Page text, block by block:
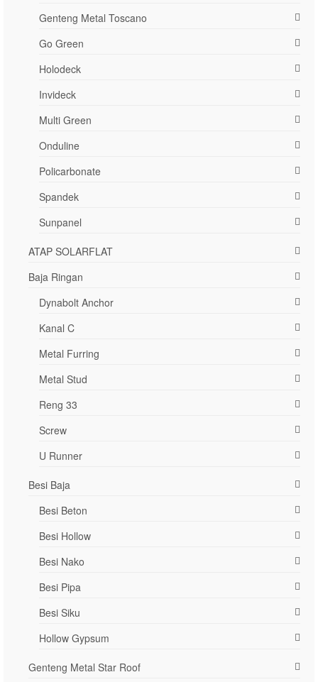
Genteng Metal Toscano
Go Green
Holodeck
Invideck
Multi Green
Onduline
Policarbonate
Spandek
Sunpanel
ATAP SOLARFLAT
Baja Ringan
Dynabolt Anchor
Kanal C
Metal Furring
Metal Stud
Reng 33
Screw
U Runner
Besi Baja
Besi Beton
Besi Hollow
Besi Nako
Besi Pipa
Besi Siku
Hollow Gypsum
Genteng Metal Star Roof